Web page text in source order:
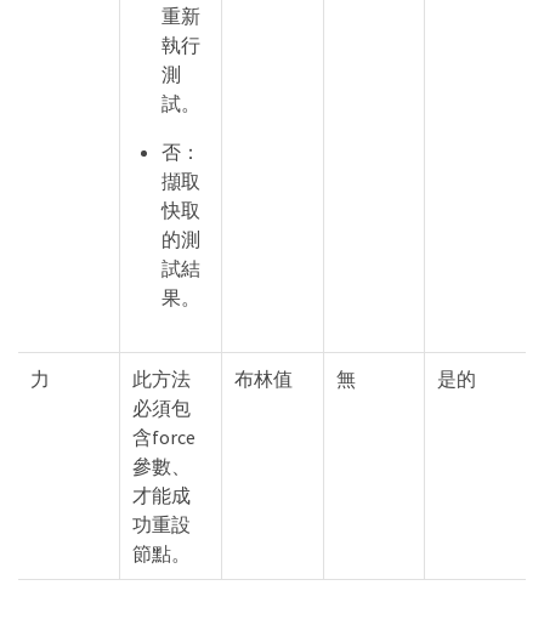
重新
執行
測
試。
否：
擷取
快取
的測
試結
果。
力
此方法
必須包
含force
參數、
才能成
功重設
節點。
布林值 無 是的